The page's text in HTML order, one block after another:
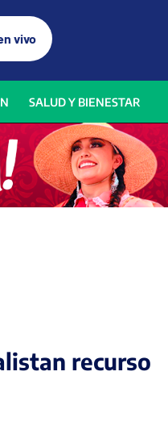
vivo
SALUD Y BIENESTAR
recurso